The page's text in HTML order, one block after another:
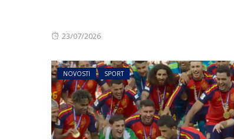
Posted
23/07/2026
NOVOSTI SPORT